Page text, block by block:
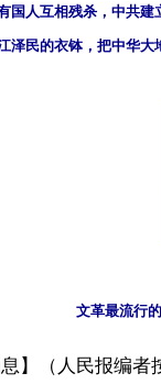
国人互相残杀，中共
泽民的衣钵，把中华大
文革最流行
息】（人民报编